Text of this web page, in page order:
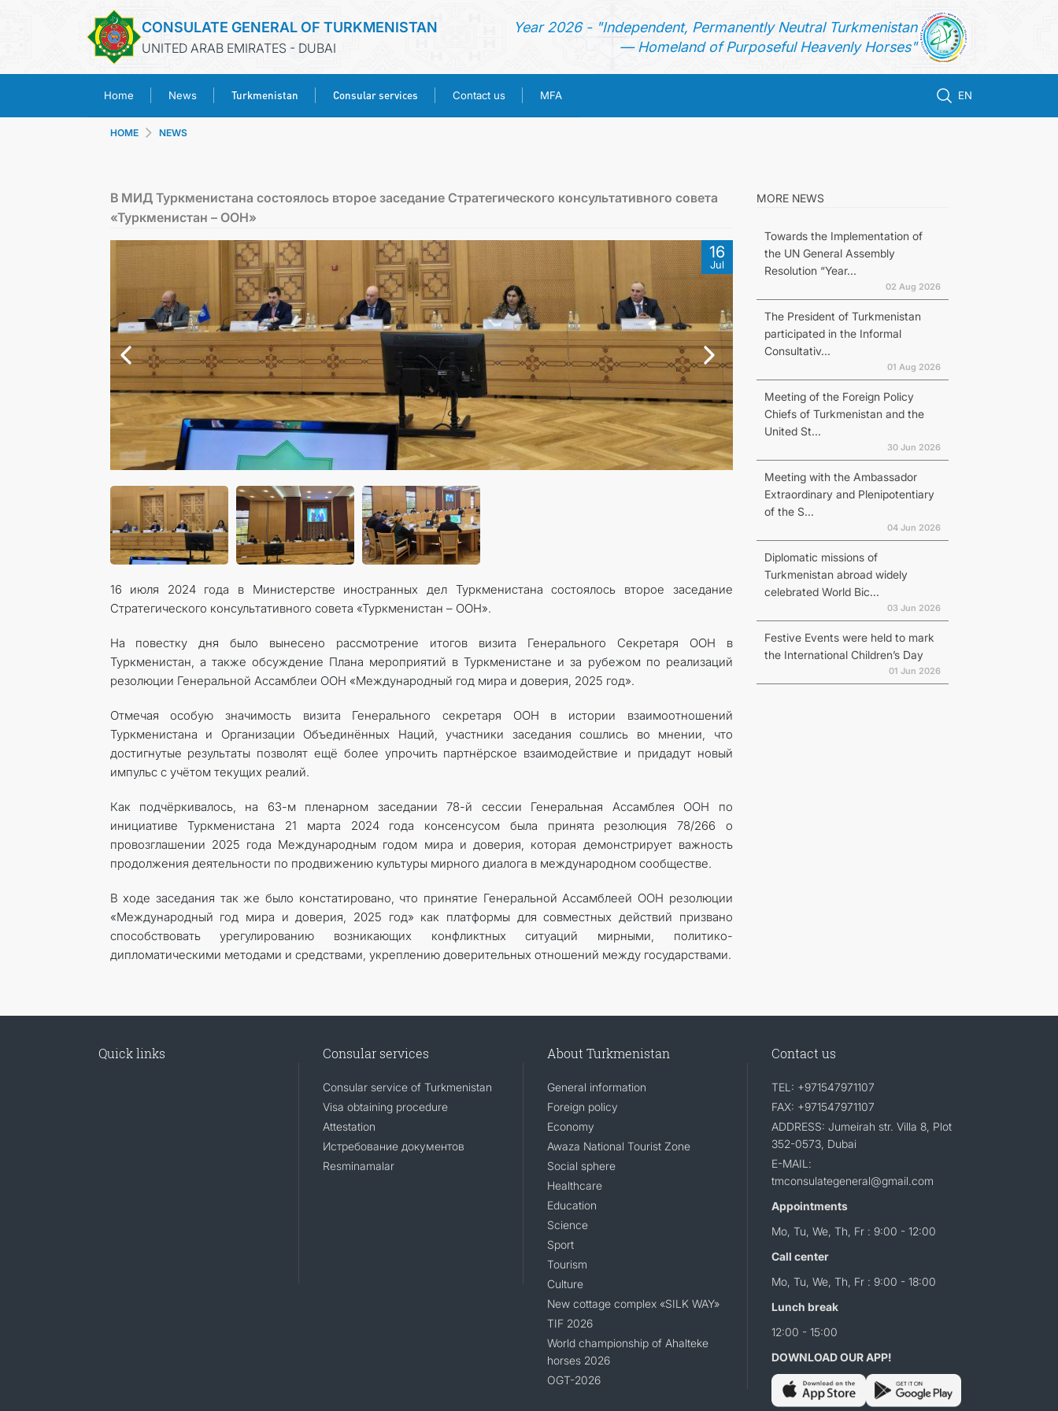
CONSULATE GENERAL OF TURKMENISTAN
UNITED ARAB EMIRATES - DUBAI
Year 2026 - "Independent, Permanently Neutral Turkmenistan
— Homeland of Purposeful Heavenly Horses"
Home News Turkmenistan Consular services Contact us MFA EN
CONSULAR SERVICES
CONTACT US
MFA
HOME NEWS
В МИД Туркменистана состоялось второе заседание Стратегического консультативного совета
«Туркменистан – ООН»
16
Jul
16 июля 2024 года в Министерстве иностранных дел Туркменистана состоялось второе заседание
Стратегического консультативного совета «Туркменистан – ООН».
На повестку дня было вынесено рассмотрение итогов визита Генерального Секретаря ООН в
Туркменистан, а также обсуждение Плана мероприятий в Туркменистане и за рубежом по реализаций
резолюции Генеральной Ассамблеи ООН «Международный год мира и доверия, 2025 год».
Отмечая особую значимость визита Генерального секретаря ООН в истории взаимоотношений
Туркменистана и Организации Объединённых Наций, участники заседания сошлись во мнении, что
достигнутые результаты позволят ещё более упрочить партнёрское взаимодействие и придадут новый
импульс с учётом текущих реалий.
Как подчёркивалось, на 63-м пленарном заседании 78-й сессии Генеральная Ассамблея ООН по
инициативе Туркменистана 21 марта 2024 года консенсусом была принята резолюция 78/266 о
провозглашении 2025 года Международным годом мира и доверия, которая демонстрирует важность
продолжения деятельности по продвижению культуры мирного диалога в международном сообществе.
В ходе заседания так же было констатировано, что принятие Генеральной Ассамблеей ООН резолюции
«Международный год мира и доверия, 2025 год» как платформы для совместных действий призвано
способствовать урегулированию возникающих конфликтных ситуаций мирными, политико-
дипломатическими методами и средствами, укреплению доверительных отношений между государствами.
MORE NEWS
Towards the Implementation of
the UN General Assembly
Resolution “Year...
02 Aug 2026
The President of Turkmenistan
participated in the Informal
Consultativ...
01 Aug 2026
Meeting of the Foreign Policy
Chiefs of Turkmenistan and the
United St...
30 Jun 2026
Meeting with the Ambassador
Extraordinary and Plenipotentiary
of the S...
04 Jun 2026
Diplomatic missions of
Turkmenistan abroad widely
celebrated World Bic...
03 Jun 2026
Festive Events were held to mark
the International Children’s Day
01 Jun 2026
Quick links Consular services
Consular service of Turkmenistan
Visa obtaining procedure
Attestation
Истребование документов
Resminamalar
About Turkmenistan
General information
Foreign policy
Economy
Awaza National Tourist Zone
Social sphere
Healthcare
Education
Science
Sport
Tourism
Culture
New cottage complex «SILK WAY»
TIF 2026
World championship of Ahalteke
horses 2026
OGT-2026
Contact us
TEL: +971547971107
FAX: +971547971107
ADDRESS: Jumeirah str. Villa 8, Plot
352-0573, Dubai
E-MAIL:
tmconsulategeneral@gmail.com
Appointments
Mo, Tu, We, Th, Fr : 9:00 - 12:00
Call center
Mo, Tu, We, Th, Fr : 9:00 - 18:00
Lunch break
12:00 - 15:00
DOWNLOAD OUR APP!